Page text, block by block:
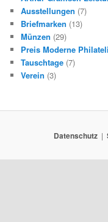
Ausstellungen (7)
Briefmarken (13)
Münzen (29)
Preis Moderne
Tauschtage (7)
Verein (3)
Datenschutz